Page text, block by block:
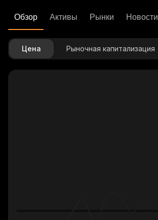
Обзор Активы Рынки Новости
Цена Рыночная капитализация